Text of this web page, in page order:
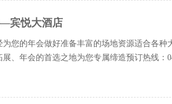
宾悦大酒店
您的年会做好准备丰富的场地资源适合各
、年会的首选之地为您专属缔造预订热线：